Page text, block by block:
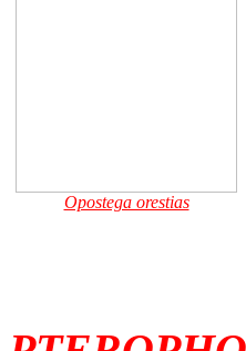
Opostega orestias